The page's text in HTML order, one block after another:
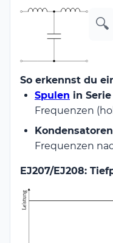
🔍
So erkennst du
Spulen in Serie
Frequenzen
Frequenzen
EJ207/EJ208: